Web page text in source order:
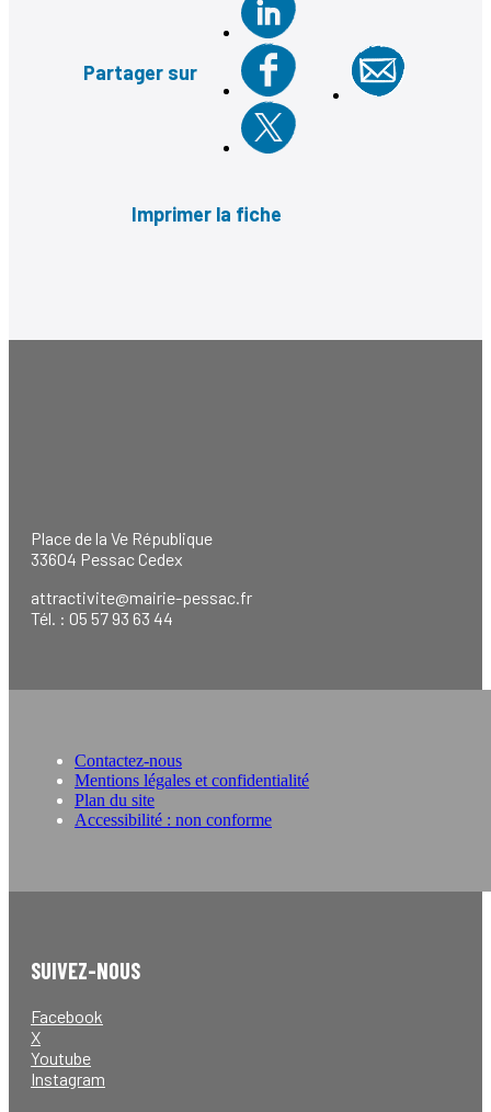
Partager sur
Imprimer la fiche
Place de la Ve République
33604 Pessac Cedex
attractivite@mairie-pessac.fr
Tél. : 05 57 93 63 44
Contactez-nous
Mentions légales et confidentialité
Plan du site
Accessibilité : non conforme
SUIVEZ-NOUS
Facebook
X
Youtube
Instagram